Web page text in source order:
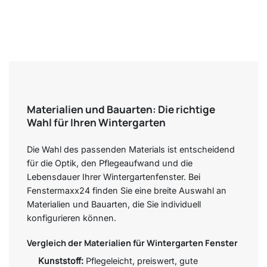
Materialien und Bauarten: Die richtige
Wahl für Ihren Wintergarten
Die Wahl des passenden Materials ist entscheidend
für die Optik, den Pflegeaufwand und die
Lebensdauer Ihrer Wintergartenfenster. Bei
Fenstermaxx24 finden Sie eine breite Auswahl an
Materialien und Bauarten, die Sie individuell
konfigurieren können.
Vergleich der Materialien für Wintergarten Fenster
Kunststoff:Pflegeleicht, preiswert, gute